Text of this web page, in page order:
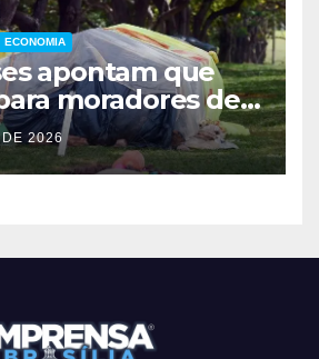
ECONOMIA
apontam que
moradores de
voto
DE 2026